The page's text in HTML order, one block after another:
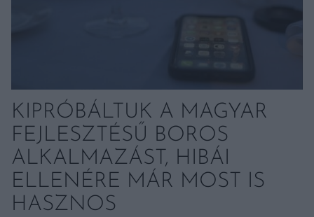
KIPRÓBÁLTUK A MAGYAR
FEJLESZTÉSŰ BOROS
ALKALMAZÁST, HIBÁI
ELLENÉRE MÁR MOST IS
HASZNOS